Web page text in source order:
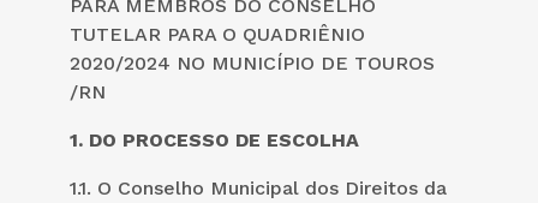
PARA MEMBROS DO CONSELHO
TUTELAR PARA O QUADRIÊNIO
2020/2024 NO MUNICÍPIO DE TOUROS
/RN
1. DO PROCESSO DE ESCOLHA
1.1. O Conselho Municipal dos Direitos da